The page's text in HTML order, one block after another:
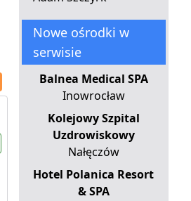
Nowe ośrodki w
serwisie
Balnea Medical SPA
Inowrocław
Kolejowy Szpital
Uzdrowiskowy
Nałęczów
Hotel Polanica Resort
& SPA